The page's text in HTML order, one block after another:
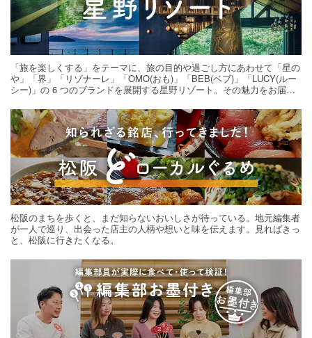
「旅を楽しくする」をテーマに、旅の目的や過ごし方にあわせて「星の
や」「界」「リゾナーレ」「OMO(おも)」「BEB(ベブ)」「LUCY(ルー
シー)」の 6 つのブランドを展開する星野リゾート。その魅力をお届け
松阪のまちを歩くと、まだ知らないおいしさが待っている。地元編集者
が一人で巡り、出会った店主の人柄や想いと味を伝えます。見ればきっ
と、松阪に行きたくなる。